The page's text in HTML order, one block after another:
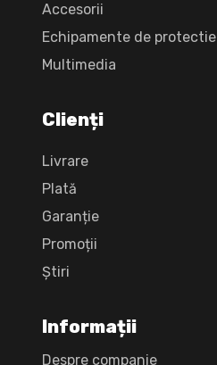
Accesorii
Echipamente de protectie
Multimedia
Clienți
Livrare
Plată
Garanție
Promoții
Știri
Informații
Despre companie